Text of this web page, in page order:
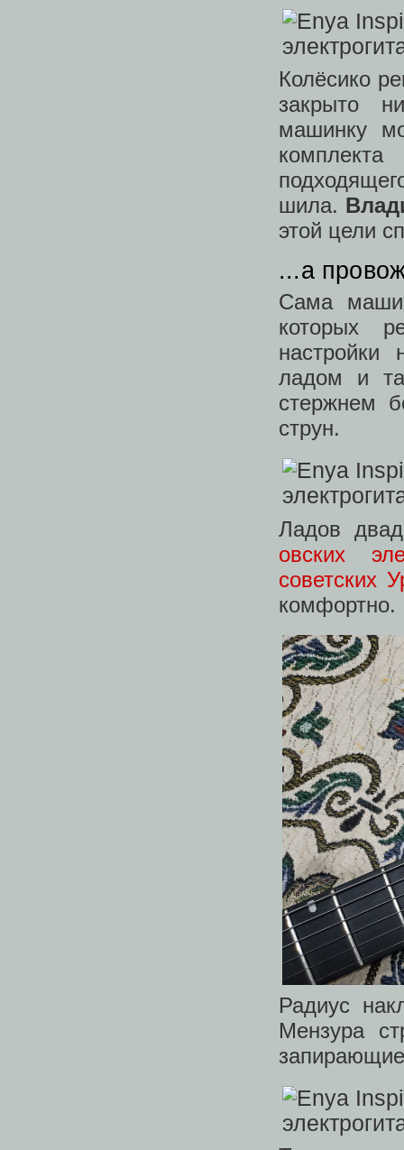
Колёсико
закрыто
машинку
шила.
этой цели
...а
Сама
которых
настройки
ладом и
стержнем
струн.
Ладов
овских
советских
комфортно.
Радиус
Мензура